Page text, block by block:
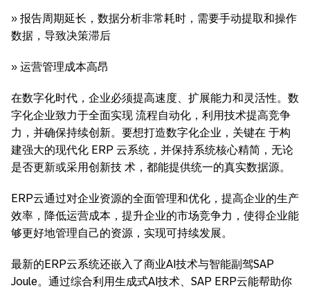
» 报告周期延长，数据分析非常耗时，需要手动提取和操作
数据，导致决策滞后
» 运营管理成本高昂
在数字化时代，企业必须提高速度、扩展能力和灵活性。数
字化企业致力于全面实现 流程自动化，利用技术提高竞争
力，并确保持续创新。要想打造数字化企业，关键在 于构
建强大的现代化 ERP 云系统，并保持系统核心精简，无论
是否更新或采用创新技 术，都能提供统一的真实数据源。
ERP云通过对企业资源的全面管理和优化，提高企业的生产
效率，降低运营成本，提升企业的市场竞争力，使得企业能
够更好地管理自己的资源，实现可持续发展。
最新的ERP云系统还嵌入了商业AI技术与智能副驾SAP
Joule。通过综合利用生成式AI技术、SAP ERP云能帮助你